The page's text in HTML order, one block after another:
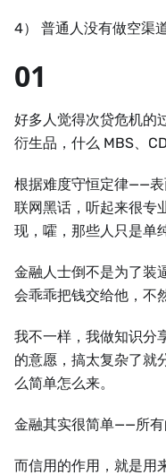
4） 普通人没有做空渠
01
好多人觉得次贷危机的
衍生品，什么 MBS、
根据难度守恒定律——
联网黑话，听起来很专
现，嚯，那些人只是单
金融人士倒不是为了装
会乖乖把钱交给他，不
我不一样，我做知识分
的意愿，搞太复杂了就
么简单怎么来。
金融其实很简单——所有
而信用的作用，就是用